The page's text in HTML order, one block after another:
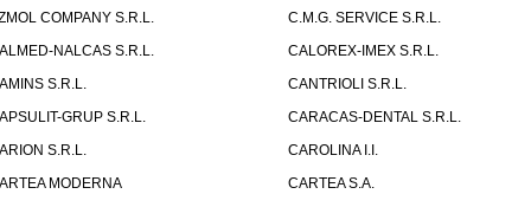
COMPANY S.R.L.
C.M.G. SERVICE S.R.L.
NALCAS S.R.L.
CALOREX-IMEX S.R.L.
S.R.L.
CANTRIOLI S.R.L.
GRUP S.R.L.
CARACAS-DENTAL S.R.L.
S.R.L.
CAROLINA I.I.
MODERNA
CARTEA S.A.